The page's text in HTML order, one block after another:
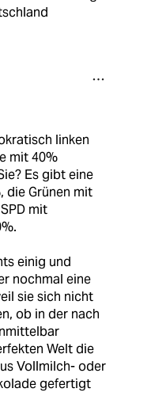
linken
mit 40%
Es gibt eine
die Grünen mit
mit
einig und
nochmal eine
sie sich nicht
ob in der nach
Welt die
Vollmilch- oder
gefertigt